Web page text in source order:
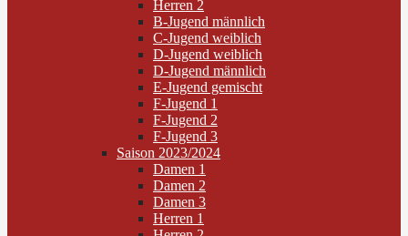
Herren 2
B-Jugend männlich
C-Jugend weiblich
D-Jugend weiblich
D-Jugend männlich
E-Jugend gemischt
F-Jugend 1
F-Jugend 2
F-Jugend 3
Saison 2023/2024
Damen 1
Damen 2
Damen 3
Herren 1